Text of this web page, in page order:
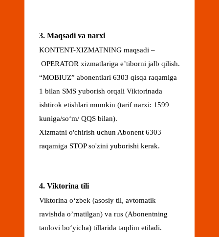
3. Maqsadi va narxi
KONTENT-XIZMATNING maqsadi –
OPERATOR xizmatlariga eʼtiborni jalb qilish.
“MOBIUZ” abonentlari 6303 qisqa raqamiga
1 bilan SMS yuborish orqali Viktorinada
ishtirok etishlari mumkin (tarif narxi: 1599
kuniga/soʻm/ QQS bilan).
Xizmatni o'chirish uchun Abonent 6303
raqamiga STOP so'zini yuborishi kerak.
4. Viktorina tili
Viktorina oʻzbek (asosiy til, avtomatik
ravishda o’rnatilgan) va rus (Abonentning
tanlovi boʻyicha) tillarida taqdim etiladi.